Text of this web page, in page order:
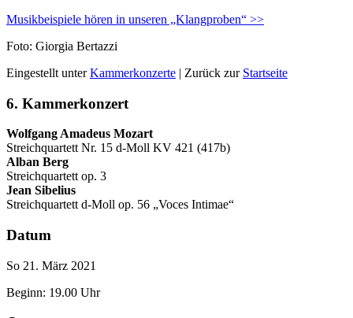
Musikbeispiele hören in unseren „Klangproben“ >>
Foto: Giorgia Bertazzi
Eingestellt unterKammerkonzerte | Zurück zur Startseite
6. Kammerkonzert
Wolfgang Amadeus Mozart
Streichquartett Nr. 15 d-Moll KV 421 (417b)
Alban Berg
Streichquartett op. 3
Jean Sibelius
Streichquartett d-Moll op. 56 „Voces Intimae“
Datum
So 21. März 2021
Beginn: 19.00 Uhr